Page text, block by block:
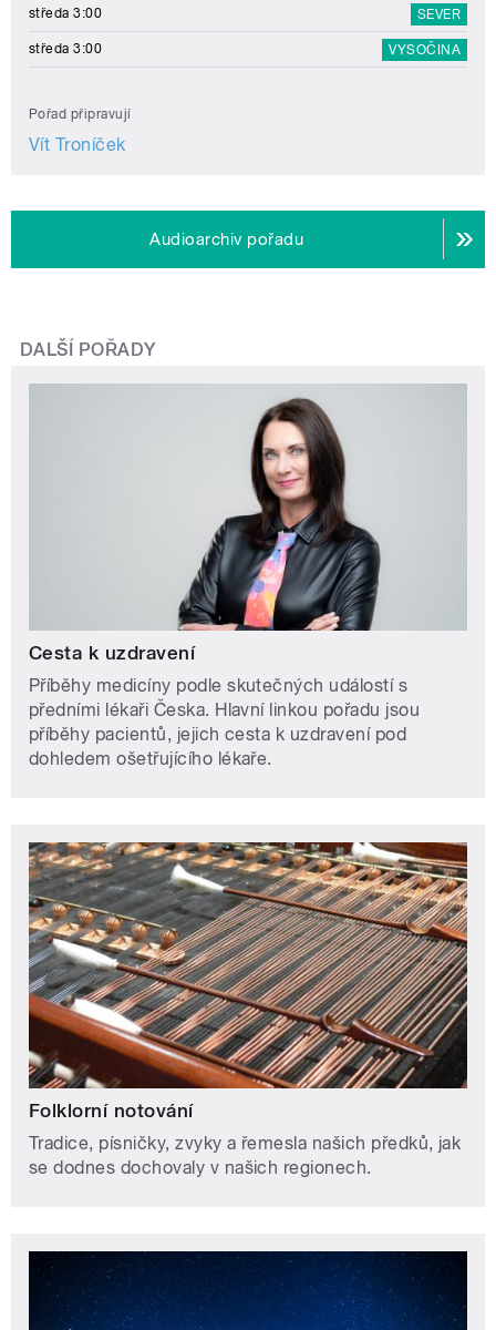
středa 3:00 SEVER
středa 3:00 VYSOČINA
Pořad připravují
Vít Troníček
Audioarchiv pořadu
DALŠÍ POŘADY
Cesta k uzdravení
Příběhy medicíny podle skutečných událostí s
předními lékaři Česka. Hlavní linkou pořadu jsou
příběhy pacientů, jejich cesta k uzdravení pod
dohledem ošetřujícího lékaře.
Folklorní notování
Tradice, písničky, zvyky a řemesla našich předků, jak
se dodnes dochovaly v našich regionech.